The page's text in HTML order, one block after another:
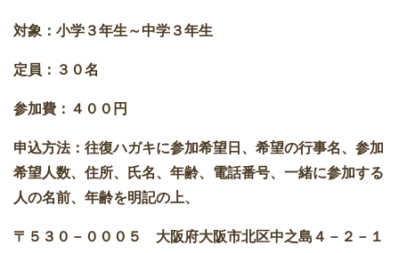
対象：小学３年生～中学３年生
定員：３０名
参加費：４００円
申込方法：往復ハガキに参加希望日、希望の行事名、参加
希望人数、住所、氏名、年齢、電話番号、一緒に参加する
人の名前、年齢を明記の上、
〒５３０－０００５ 大阪府大阪市北区中之島４－２－１